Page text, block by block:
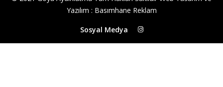
Yazılım : Basımhane Reklam
Sosyal Medya